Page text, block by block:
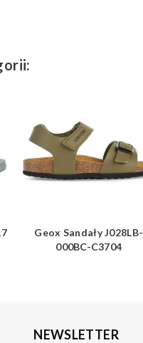
Geox Sandały J028LB-
000BC-C3704
NEWSLETTER